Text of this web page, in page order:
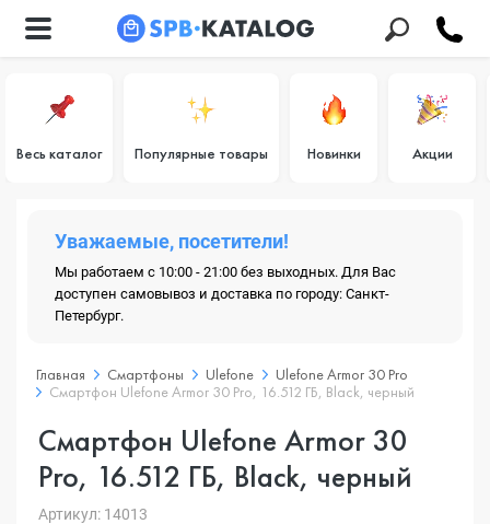
Весь каталог Популярные товары Новинки Акции
Уважаемые, посетители!
Мы работаем с 10:00 - 21:00 без выходных. Для Вас
доступен самовывоз и доставка по городу: Санкт-
Петербург.
Главная Смартфоны Ulefone
Ulefone Armor 30 Pro
Смартфон Ulefone Armor 30 Pro, 16.512 ГБ, Black, черный
Смартфон Ulefone Armor 30
Pro, 16.512 ГБ, Black, черный
Артикул: 14013